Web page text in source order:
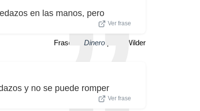
en las manos, pero
Ver frase
Frase de Dinero | Billy Wilder
y no se puede romper
Ver frase